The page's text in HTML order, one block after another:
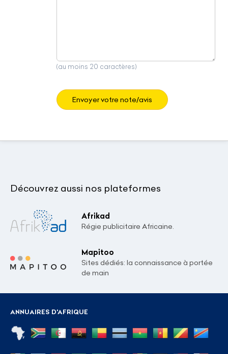
(au moins 20 caractères)
Envoyer votre note/avis
Découvrez aussi nos plateformes
Afrikad
Régie publicitaire Africaine.
Mapitoo
Sites dédiés: la connaissance à portée
de main
ANNUAIRES D'AFRIQUE